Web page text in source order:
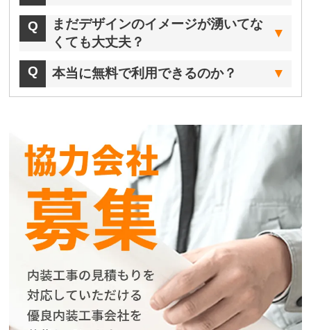
まだデザインのイメージが湧いてな
くても大丈夫？
本当に無料で利用できるのか？